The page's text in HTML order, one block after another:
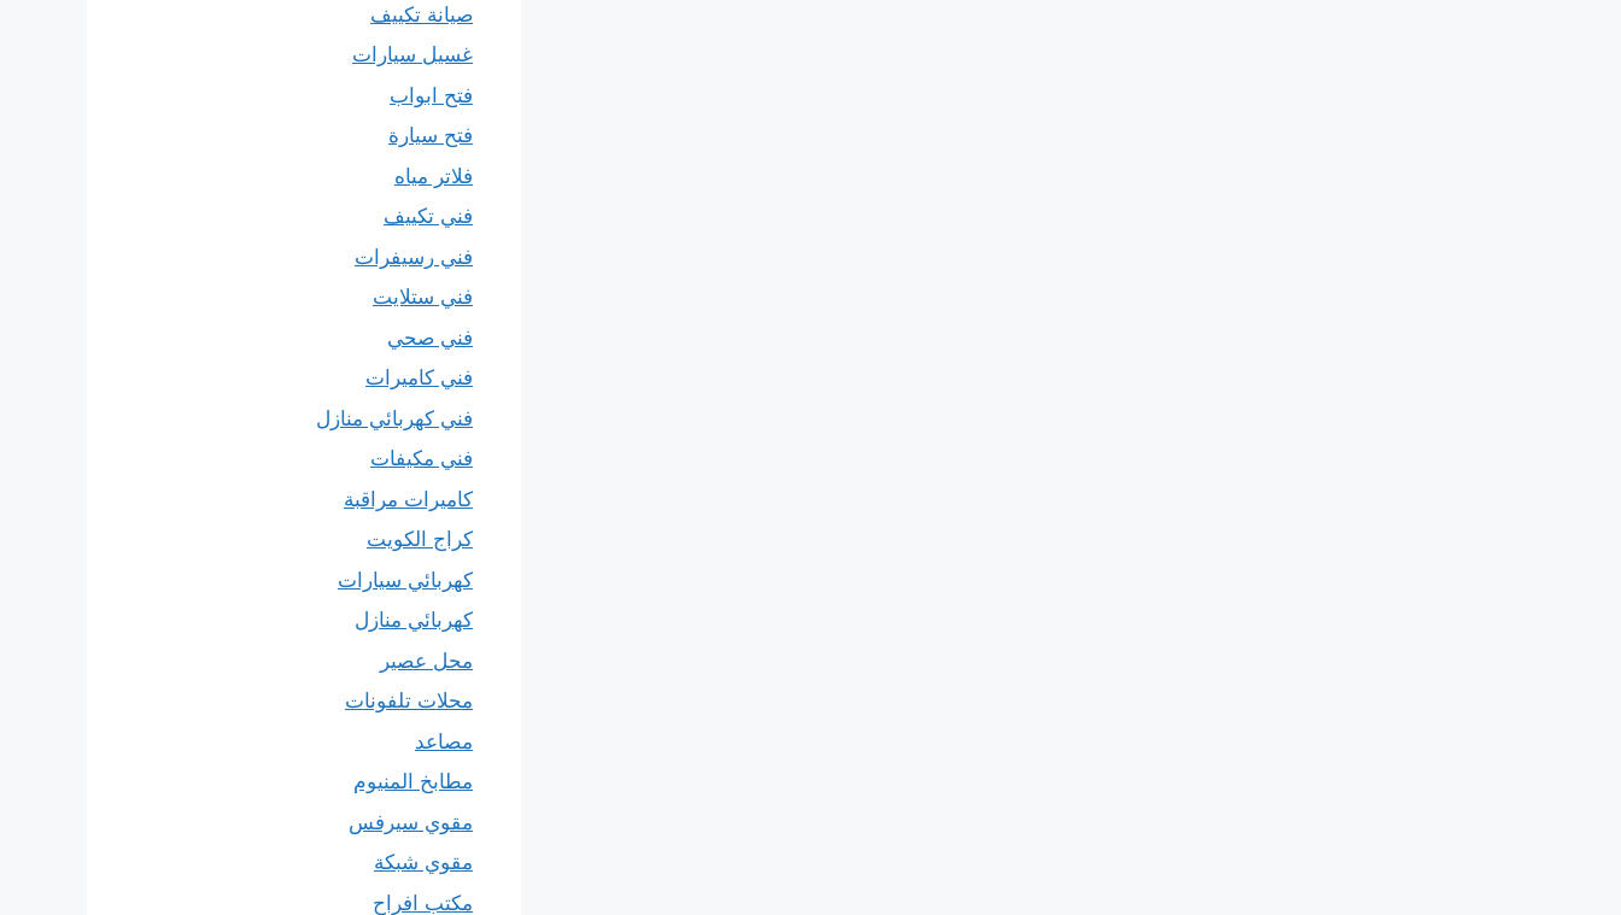
صيانة تكييف
غسيل سيارات
فتح ابواب
فتح سيارة
فلاتر مياه
فني تكييف
فني رسيفرات
فني ستلايت
فني صحي
فني كاميرات
فني كهربائي منازل
فني مكيفات
كاميرات مراقبة
كراج الكويت
كهربائي سيارات
كهربائي منازل
محل عصير
محلات تلفونات
مصاعد
مطابخ المنيوم
مقوي سيرفس
مقوي شبكة
مكتب افراح